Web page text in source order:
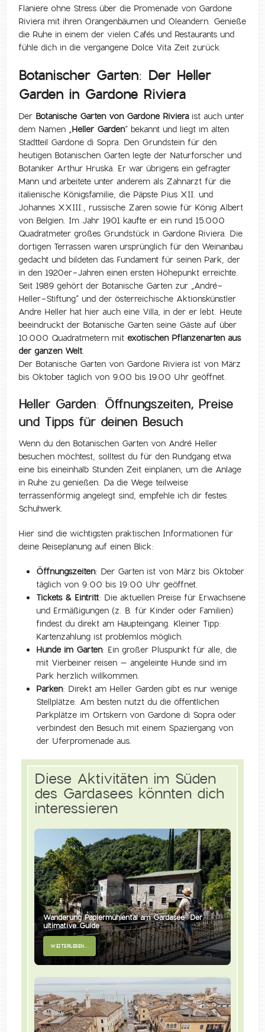
Flaniere ohne Stress über die Promenade von Gardone
Riviera mit ihren Orangenbäumen und Oleandern. Genieße
die Ruhe in einem der vielen Cafés und Restaurants und
fühle dich in die vergangene Dolce Vita Zeit zurück.
Botanischer Garten: Der Heller
Garden in Gardone Riviera
Der Botanische Garten von Gardone Rivieraist auch unter
dem Namen „Heller Garden“ bekannt und liegt im alten
Stadtteil Gardone di Sopra. Den Grundstein für den
heutigen Botanischen Garten legte der Naturforscher und
Botaniker Arthur Hruska. Er war übrigens ein gefragter
Mann und arbeitete unter anderem als Zahnarzt für die
italienische Königsfamilie, die Päpste Pius XII. und
Johannes XXIII., russische Zaren sowie für König Albert
von Belgien. Im Jahr 1901 kaufte er ein rund 15.000
Quadratmeter großes Grundstück in Gardone Riviera. Die
dortigen Terrassen waren ursprünglich für den Weinanbau
gedacht und bildeten das Fundament für seinen Park, der
in den 1920er-Jahren einen ersten Höhepunkt erreichte.
Seit 1989 gehört der Botanische Garten zur „André-
Heller-Stiftung“ und der österreichische Aktionskünstler
Andre Heller hat hier auch eine Villa, in der er lebt. Heute
beeindruckt der Botanische Garten seine Gäste auf über
10.000 Quadratmetern mitexotischen Pflanzenarten aus
der ganzen Welt.
Der Botanische Garten von Gardone Riviera ist von März
bis Oktober täglich von 9.00 bis 19.00 Uhr geöffnet.
Heller Garden: Öffnungszeiten, Preise
und Tipps für deinen Besuch
Wenn du den Botanischen Garten von André Heller
besuchen möchtest, solltest du für den Rundgang etwa
eine bis eineinhalb Stunden Zeit einplanen, um die Anlage
in Ruhe zu genießen. Da die Wege teilweise
terrassenförmig angelegt sind, empfehle ich dir festes
Schuhwerk.
Hier sind die wichtigsten praktischen Informationen für
deine Reiseplanung auf einen Blick:
Öffnungszeiten: Der Garten ist von März bis Oktober
täglich von 9:00 bis 19:00 Uhr geöffnet.
Tickets & Eintritt: Die aktuellen Preise für Erwachsene
und Ermäßigungen (z. B. für Kinder oder Familien)
findest du direkt am Haupteingang. Kleiner Tipp:
Kartenzahlung ist problemlos möglich.
Hunde im Garten: Ein großer Pluspunkt für alle, die
mit Vierbeiner reisen – angeleinte Hunde sind im
Park herzlich willkommen.
Parken: Direkt am Heller Garden gibt es nur wenige
Stellplätze. Am besten nutzt du die öffentlichen
Parkplätze im Ortskern von Gardone di Sopra oder
verbindest den Besuch mit einem Spaziergang von
der Uferpromenade aus.
Diese Aktivitäten im Süden
des Gardasees könnten dich
interessieren
Wanderung Papiermühlental am Gardasee: Der
ultimative Guide
WEITERLESEN...